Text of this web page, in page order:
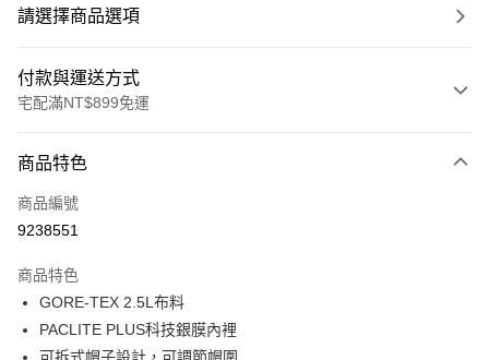
請選擇商品選項
付款與運送方式
宅配滿NT$899免運
信用卡一次付款
LINE Pay
悠遊付
Google Pay
商品特色
商品編號
9238551
商品特色
GORE-TEX 2.5L布料
PACLITE PLUS科技銀膜內裡